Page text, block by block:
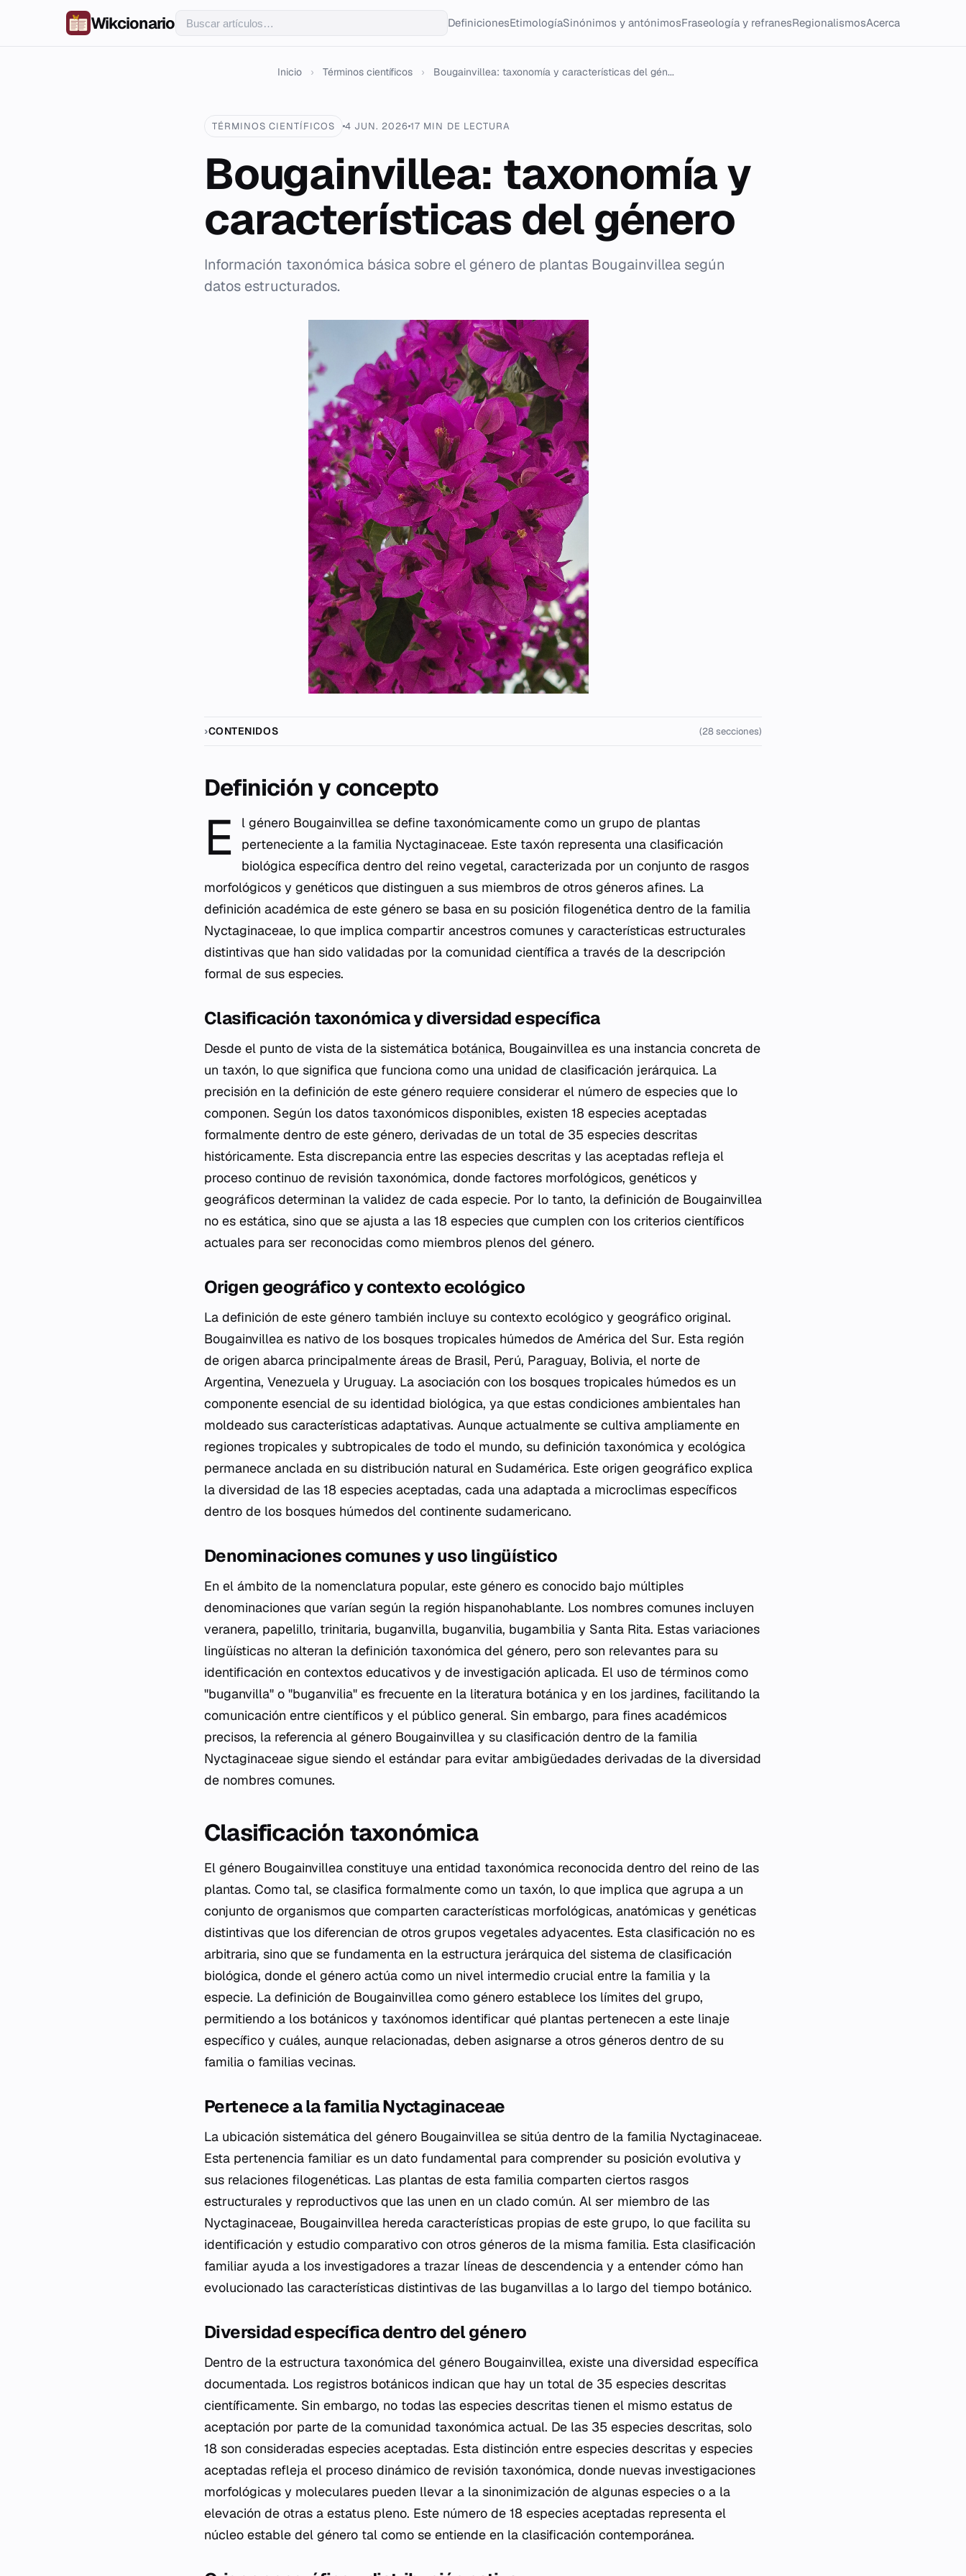
Wikcionario DefinicionesEtimologíaSinónimos y antónimosFraseología y refranesRegionalismosAcerca
Inicio › Términos científicos › Bougainvillea: taxonomía y características del gén...
TÉRMINOS CIENTÍFICOS 4 JUN. 202617 MIN DE LECTURA
Bougainvillea: taxonomía y
características del género
Información taxonómica básica sobre el género de plantas Bougainvillea según
datos estructurados.
CONTENIDOS (28 secciones)
Definición y concepto
E l género Bougainvillea se define taxonómicamente como un grupo de plantas
perteneciente a la familia Nyctaginaceae. Este taxón representa una clasificación
biológica específica dentro del reino vegetal, caracterizada por un conjunto de rasgos
morfológicos y genéticos que distinguen a sus miembros de otros géneros afines. La
definición académica de este género se basa en su posición filogenética dentro de la familia
Nyctaginaceae, lo que implica compartir ancestros comunes y características estructurales
distintivas que han sido validadas por la comunidad científica a través de la descripción
formal de sus especies.
Clasificación taxonómica y diversidad específica
Desde el punto de vista de la sistemática botánica, Bougainvillea es una instancia concreta de
un taxón, lo que significa que funciona como una unidad de clasificación jerárquica. La
precisión en la definición de este género requiere considerar el número de especies que lo
componen. Según los datos taxonómicos disponibles, existen 18 especies aceptadas
formalmente dentro de este género, derivadas de un total de 35 especies descritas
históricamente. Esta discrepancia entre las especies descritas y las aceptadas refleja el
proceso continuo de revisión taxonómica, donde factores morfológicos, genéticos y
geográficos determinan la validez de cada especie. Por lo tanto, la definición de Bougainvillea
no es estática, sino que se ajusta a las 18 especies que cumplen con los criterios científicos
actuales para ser reconocidas como miembros plenos del género.
Origen geográfico y contexto ecológico
La definición de este género también incluye su contexto ecológico y geográfico original.
Bougainvillea es nativo de los bosques tropicales húmedos de América del Sur. Esta región
de origen abarca principalmente áreas de Brasil, Perú, Paraguay, Bolivia, el norte de
Argentina, Venezuela y Uruguay. La asociación con los bosques tropicales húmedos es un
componente esencial de su identidad biológica, ya que estas condiciones ambientales han
moldeado sus características adaptativas. Aunque actualmente se cultiva ampliamente en
regiones tropicales y subtropicales de todo el mundo, su definición taxonómica y ecológica
permanece anclada en su distribución natural en Sudamérica. Este origen geográfico explica
la diversidad de las 18 especies aceptadas, cada una adaptada a microclimas específicos
dentro de los bosques húmedos del continente sudamericano.
Denominaciones comunes y uso lingüístico
En el ámbito de la nomenclatura popular, este género es conocido bajo múltiples
denominaciones que varían según la región hispanohablante. Los nombres comunes incluyen
veranera, papelillo, trinitaria, buganvilla, buganvilia, bugambilia y Santa Rita. Estas variaciones
lingüísticas no alteran la definición taxonómica del género, pero son relevantes para su
identificación en contextos educativos y de investigación aplicada. El uso de términos como
"buganvilla" o "buganvilia" es frecuente en la literatura botánica y en los jardines, facilitando la
comunicación entre científicos y el público general. Sin embargo, para fines académicos
precisos, la referencia al género Bougainvillea y su clasificación dentro de la familia
Nyctaginaceae sigue siendo el estándar para evitar ambigüedades derivadas de la diversidad
de nombres comunes.
Clasificación taxonómica
El género Bougainvillea constituye una entidad taxonómica reconocida dentro del reino de las
plantas. Como tal, se clasifica formalmente como un taxón, lo que implica que agrupa a un
conjunto de organismos que comparten características morfológicas, anatómicas y genéticas
distintivas que los diferencian de otros grupos vegetales adyacentes. Esta clasificación no es
arbitraria, sino que se fundamenta en la estructura jerárquica del sistema de clasificación
biológica, donde el género actúa como un nivel intermedio crucial entre la familia y la
especie. La definición de Bougainvillea como género establece los límites del grupo,
permitiendo a los botánicos y taxónomos identificar qué plantas pertenecen a este linaje
específico y cuáles, aunque relacionadas, deben asignarse a otros géneros dentro de su
familia o familias vecinas.
Pertenece a la familia Nyctaginaceae
La ubicación sistemática del género Bougainvillea se sitúa dentro de la familia Nyctaginaceae.
Esta pertenencia familiar es un dato fundamental para comprender su posición evolutiva y
sus relaciones filogenéticas. Las plantas de esta familia comparten ciertos rasgos
estructurales y reproductivos que las unen en un clado común. Al ser miembro de las
Nyctaginaceae, Bougainvillea hereda características propias de este grupo, lo que facilita su
identificación y estudio comparativo con otros géneros de la misma familia. Esta clasificación
familiar ayuda a los investigadores a trazar líneas de descendencia y a entender cómo han
evolucionado las características distintivas de las buganvillas a lo largo del tiempo botánico.
Diversidad específica dentro del género
Dentro de la estructura taxonómica del género Bougainvillea, existe una diversidad específica
documentada. Los registros botánicos indican que hay un total de 35 especies descritas
científicamente. Sin embargo, no todas las especies descritas tienen el mismo estatus de
aceptación por parte de la comunidad taxonómica actual. De las 35 especies descritas, solo
18 son consideradas especies aceptadas. Esta distinción entre especies descritas y especies
aceptadas refleja el proceso dinámico de revisión taxonómica, donde nuevas investigaciones
morfológicas y moleculares pueden llevar a la sinonimización de algunas especies o a la
elevación de otras a estatus pleno. Este número de 18 especies aceptadas representa el
núcleo estable del género tal como se entiende en la clasificación contemporánea.